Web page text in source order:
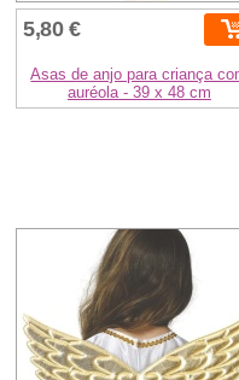
5,80 €
Asas de anjo para criança
auréola - 39 x 48 cm